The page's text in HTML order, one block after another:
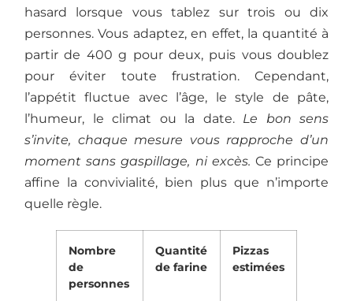
hasard lorsque vous tablez sur trois ou dix
personnes. Vous adaptez, en effet, la quantité à
partir de 400 g pour deux, puis vous doublez
pour éviter toute frustration. Cependant,
l’appétit fluctue avec l’âge, le style de pâte,
l’humeur, le climat ou la date. Le bon sens
s’invite, chaque mesure vous rapproche d’un
moment sans gaspillage, ni excès. Ce principe
affine la convivialité, bien plus que n’importe
quelle règle.
Nombre
de
personnes
Quantité
de farine
Pizzas
estimées